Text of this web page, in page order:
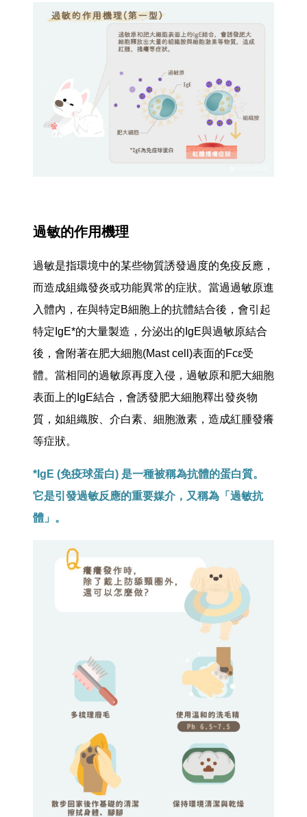
過敏的作用機理
過敏是指環境中的某些物質誘發過度的免疫反應，
而造成組織發炎或功能異常的症狀。當過過敏原進
入體內，在與特定B細胞上的抗體結合後，會引起
特定IgE*的大量製造，分泌出的IgE與過敏原結合
後，會附著在肥大細胞(Mast cell)表面的Fcε受
體。當相同的過敏原再度入侵，過敏原和肥大細胞
表面上的IgE結合，會誘發肥大細胞釋出發炎物
質，如組織胺、介白素、細胞激素，造成紅腫發癢
等症狀。
*IgE (免疫球蛋白) 是一種被稱為抗體的蛋白質。
它是引發過敏反應的重要媒介，又稱為「過敏抗
體」。